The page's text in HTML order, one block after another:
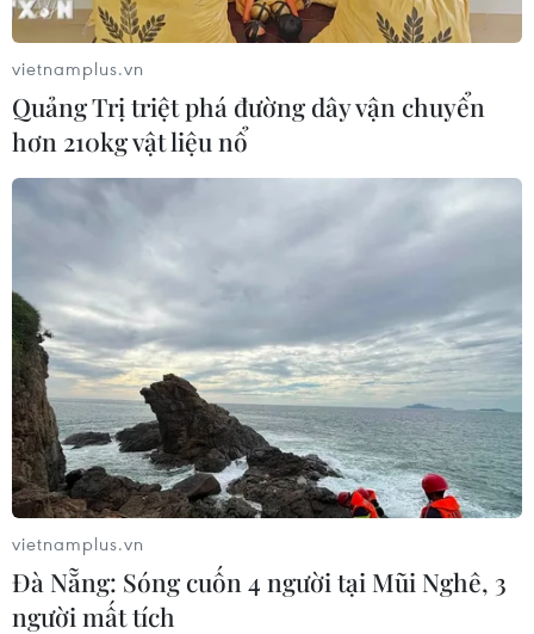
vietnamplus.vn
Quảng Trị triệt phá đường dây vận chuyển
hơn 210kg vật liệu nổ
vietnamplus.vn
Đà Nẵng: Sóng cuốn 4 người tại Mũi Nghê, 3
người mất tích